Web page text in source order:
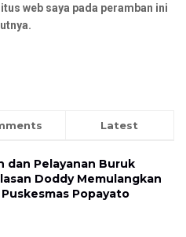
web saya pada peramban ini
Latest
dan Pelayanan Buruk
Doddy Memulangkan
Popayato